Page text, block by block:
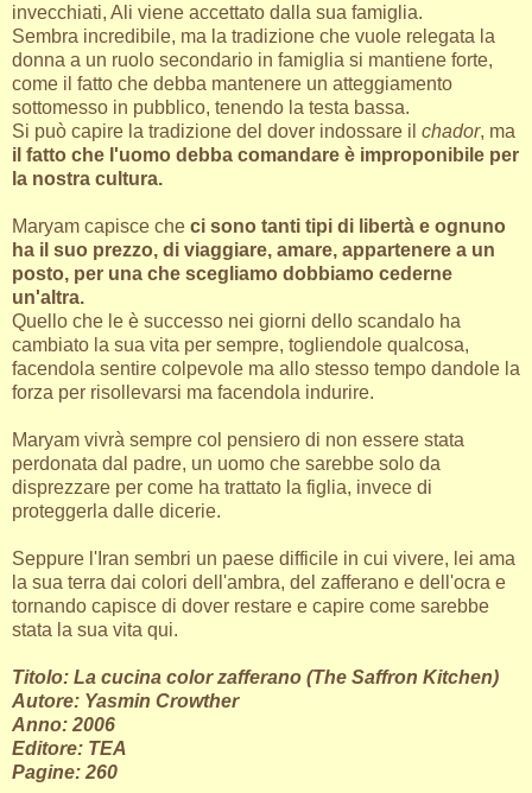
invecchiati, Ali viene accettato dalla sua famiglia.
Sembra incredibile, ma la tradizione che vuole relegata la
donna a un ruolo secondario in famiglia si mantiene forte,
come il fatto che debba mantenere un atteggiamento
sottomesso in pubblico, tenendo la testa bassa.
Si può capire la tradizione del dover indossare il chador, ma
il fatto che l'uomo debba comandare è improponibile per
la nostra cultura.
Maryam capisce che ci sono tanti tipi di libertà e ognuno
ha il suo prezzo, di viaggiare, amare, appartenere a un
posto, per una che scegliamo dobbiamo cederne
un'altra.
Quello che le è successo nei giorni dello scandalo ha
cambiato la sua vita per sempre, togliendole qualcosa,
facendola sentire colpevole ma allo stesso tempo dandole la
forza per risollevarsi ma facendola indurire.
Maryam vivrà sempre col pensiero di non essere stata
perdonata dal padre, un uomo che sarebbe solo da
disprezzare per come ha trattato la figlia, invece di
proteggerla dalle dicerie.
Seppure l'Iran sembri un paese difficile in cui vivere, lei ama
la sua terra dai colori dell'ambra, del zafferano e dell'ocra e
tornando capisce di dover restare e capire come sarebbe
stata la sua vita qui.
Titolo: La cucina color zafferano (The Saffron Kitchen)
Autore: Yasmin Crowther
Anno: 2006
Editore: TEA
Pagine: 260